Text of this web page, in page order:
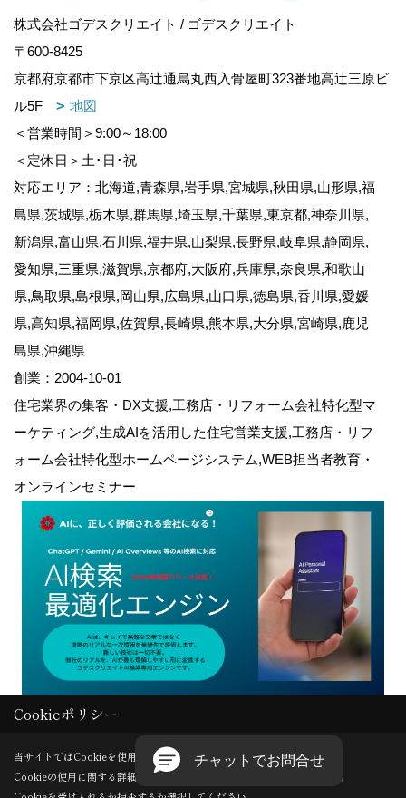
株式会社ゴデスクリエイト / ゴデスクリエイト
〒600-8425
京都府京都市下京区高辻通烏丸西入骨屋町323番地高辻三原ビ
ル5F
地図
＜営業時間＞9:00～18:00
＜定休日＞土･日･祝
対応エリア：北海道,青森県,岩手県,宮城県,秋田県,山形県,福
島県,茨城県,栃木県,群馬県,埼玉県,千葉県,東京都,神奈川県,
新潟県,富山県,石川県,福井県,山梨県,長野県,岐阜県,静岡県,
愛知県,三重県,滋賀県,京都府,大阪府,兵庫県,奈良県,和歌山
県,鳥取県,島根県,岡山県,広島県,山口県,徳島県,香川県,愛媛
県,高知県,福岡県,佐賀県,長崎県,熊本県,大分県,宮崎県,鹿児
島県,沖縄県
創業：2004-10-01
住宅業界の集客・DX支援,工務店・リフォーム会社特化型マ
ーケティング,生成AIを活用した住宅営業支援,工務店・リフ
ォーム会社特化型ホームページシステム,WEB担当者教育・
オンラインセミナー
Copyright (c) GODDESS CREATE. All Rights Reserved.
Produced byゴデスクリエイト
Cookieポリシー
当サイトではCookieを使用します。
Cookieの使用に関する詳細は 「プライバシーポリシー
」をご覧ください。